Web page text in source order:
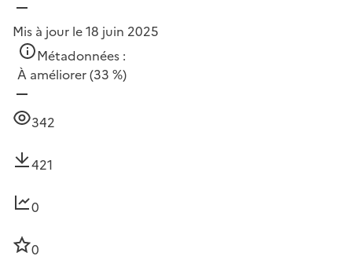
Mis à jour le 18 juin 2025
Métadonnées :
À améliorer(33 %)
342
421
0
0